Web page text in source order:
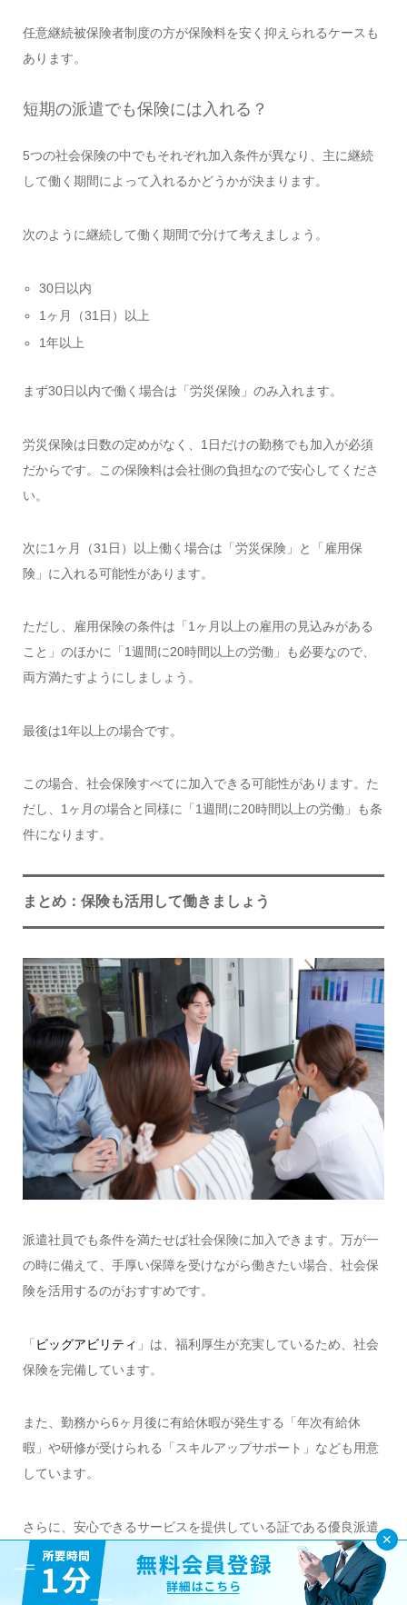
任意継続被保険者制度の方が保険料を安く抑えられるケースも
あります。
短期の派遣でも保険には入れる？
5つの社会保険の中でもそれぞれ加入条件が異なり、主に継続
して働く期間によって入れるかどうかが決まります。
次のように継続して働く期間で分けて考えましょう。
30日以内
1ヶ月（31日）以上
1年以上
まず30日以内で働く場合は「労災保険」のみ入れます。
労災保険は日数の定めがなく、1日だけの勤務でも加入が必須
だからです。この保険料は会社側の負担なので安心してくださ
い。
次に1ヶ月（31日）以上働く場合は「労災保険」と「雇用保
険」に入れる可能性があります。
ただし、雇用保険の条件は「1ヶ月以上の雇用の見込みがある
こと」のほかに「1週間に20時間以上の労働」も必要なので、
両方満たすようにしましょう。
最後は1年以上の場合です。
この場合、社会保険すべてに加入できる可能性があります。た
だし、1ヶ月の場合と同様に「1週間に20時間以上の労働」も条
件になります。
まとめ：保険も活用して働きましょう
派遣社員でも条件を満たせば社会保険に加入できます。万が一
の時に備えて、手厚い保障を受けながら働きたい場合、社会保
険を活用するのがおすすめです。
「 ビッグアビリティ 」は、福利厚生が充実しているため、社会
保険を完備しています。
また、勤務から6ヶ月後に有給休暇が発生する「年次有給休
暇」や研修が受けられる「スキルアップサポート」なども用意
しています。
さらに、安心できるサービスを提供している証である優良派遣
事業者認定制度の認定企業です。都内を中心に、高時給な求人
案件を取り扱っています。